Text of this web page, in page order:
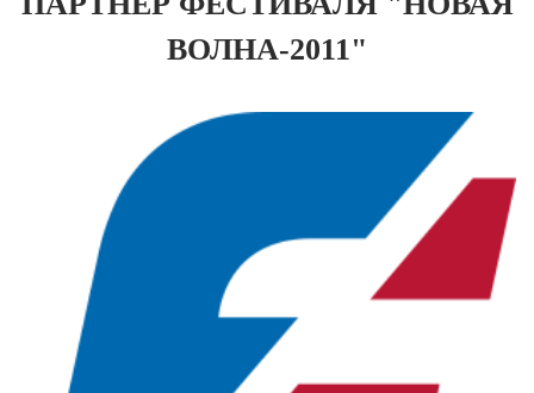
Москва и МО (14)
Нижегородская область (1)
Новосибирская область (3)
Омская область (5)
Республика Башкортостан (3)
Республика Крым (1)
Республика Татарстан (2)
ВОЛНА-2011"